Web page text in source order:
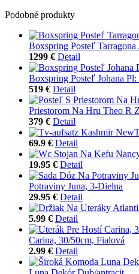
Podobné produkty
Boxspring Posteľ
1299 € Detail
Boxspring Posteľ Johana
519 € Detail
Priestorom Na Hru Theo R
379 € Detail
69.9 € Detail
19.95 € Detail
Potraviny Juna, 3-Dielna
29.95 € Detail
5.99 € Detail
Carina, 30/50cm, Fialová
2.99 € Detail